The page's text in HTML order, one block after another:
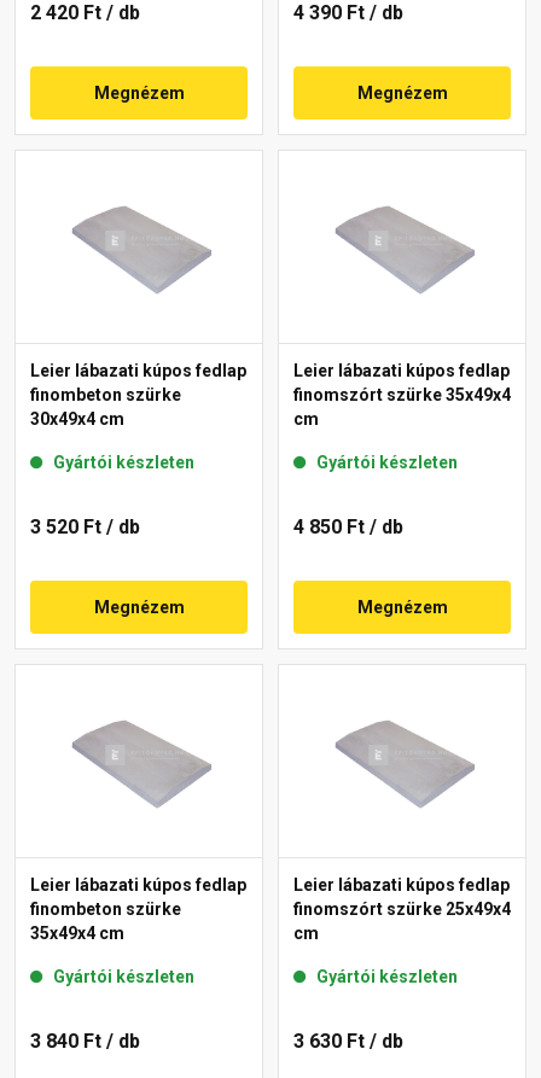
2 420 Ft / db
Megnézem
4 390 Ft / db
Megnézem
Leier lábazati kúpos fedlap
finombeton szürke
30x49x4 cm
Gyártói készleten
3 520 Ft / db
Megnézem
Leier lábazati kúpos fedlap
finomszórt szürke 35x49x4
cm
Gyártói készleten
4 850 Ft / db
Megnézem
Leier lábazati kúpos fedlap
finombeton szürke
35x49x4 cm
Gyártói készleten
3 840 Ft / db
Leier lábazati kúpos fedlap
finomszórt szürke 25x49x4
cm
Gyártói készleten
3 630 Ft / db